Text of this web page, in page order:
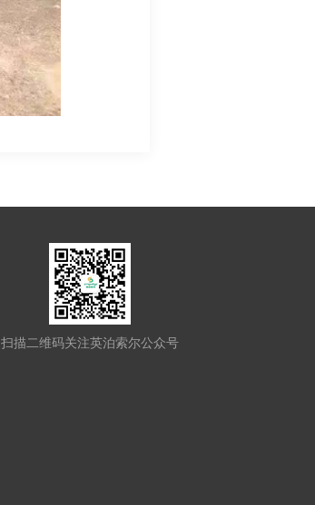
扫描二维码关注英泊索尔公众号